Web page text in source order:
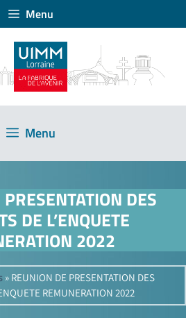
Menu
Menu
DES
DE L’ENQUETE
2022
» REUNION DE PRESENTATION DES
REMUNERATION 2022